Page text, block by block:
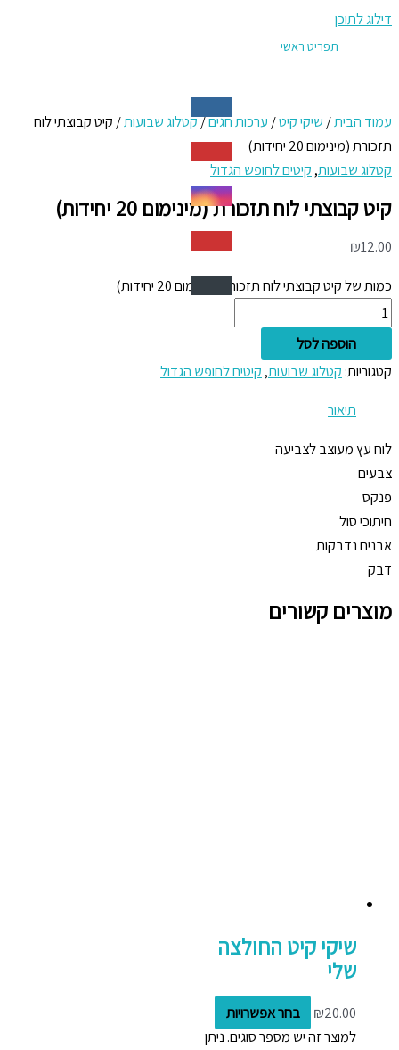
דילוג לתוכן
תפריט ראשי
עמוד הבית/ שיקי קיט/ ערכות חגים/קטלוג שבועות/ קיט קבוצתי לוח
תזכורת (מינימום 20 יחידות)
קטלוג שבועות, קיטים לחופש הגדול
קיט קבוצתי לוח תזכורת (מינימום 20 יחידות)
₪12.00
כמות של קיט קבוצתי לוח תזכורת (מינימום 20 יחידות)
הוספה לסל
קטגוריות: קטלוג שבועות, קיטים לחופש הגדול
תיאור
לוח עץ מעוצב לצביעה
צבעים
פנקס
חיתוכי סול
אבנים נדבקות
דבק
מוצרים קשורים
שיקי קיט החולצה
שלי
₪20.00
בחר אפשרויות
למוצר זה יש מספר סוגים. ניתן